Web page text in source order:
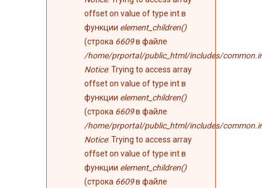
offset on value of type int в
функции element_children()
(строка 6609в файле
/home/prportal/public_html/includes/
Notice: Trying to access array
offset on value of type int в
функции element_children()
(строка 6609в файле
/home/prportal/public_html/includes/
Notice: Trying to access array
offset on value of type int в
функции element_children()
(строка 6609в файле